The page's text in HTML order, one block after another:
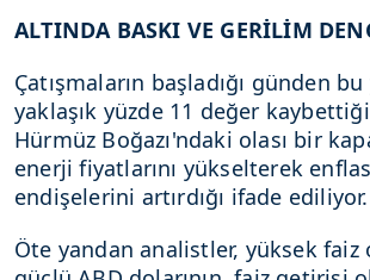
ALTINDA BASKI VE GERİLİM
Çatışmaların başladığı günden bu
yaklaşık yüzde 11 değer
Hürmüz Boğazı'ndaki olası bir
enerji fiyatlarını yükselterek
endişelerini artırdığı ifade ediliyor.
Öte yandan analistler, yüksek faiz